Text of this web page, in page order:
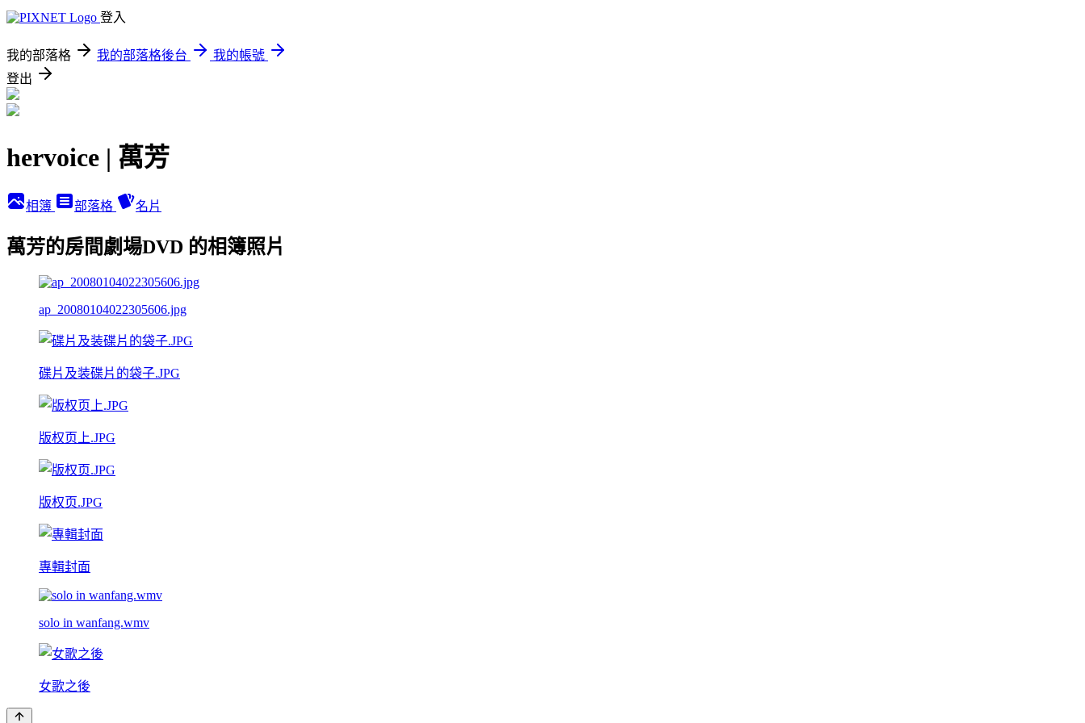
登入
我的部落格 我的部落格後台
我的帳號
登出
hervoice | 萬芳
相簿 部落格 名片
萬芳的房間劇場DVD 的相簿照片
ap_20080104022305606.jpg
碟片及装碟片的袋子.JPG
版权页上.JPG
版权页.JPG
專輯封面
solo in wanfang.wmv
女歌之後